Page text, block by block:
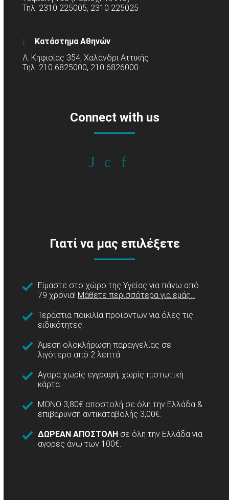
Τηλ: 2310 225005, 2310 225025
Κατάστημα Αθηνών
Λ. Κηφισίας 354, Χαλάνδρι Αττικής
Τηλ: 210 6825000, 210 6826000
Connect with us
Γιατί να μας επιλέξετε
Είμαστε στο χώρο της Υγείας για πάνω από
79 χρόνια! Μάθετε περισσότερα για εμάς...
Τεράστια ποικιλία προϊόντων για όλες τις
ειδικότητες.
Άμεση ολοκλήρωση παραγγελίας σε
λιγότερο από 2 λεπτά.
Αγορά χωρίς εγγραφή, χωρίς πιστωτική
κάρτα.
ΜΟΝΟ 3,80€ αποστολή σε όλη την Ελλάδα &
επιβάρυνση αντικαταβολής 3,00€.
ΔΩΡΕΑΝ ΑΠΟΣΤΟΛΗ σε όλη την Ελλάδα για
αγορές άνω των 100€.